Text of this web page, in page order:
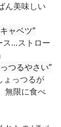
ん美味しい
ャベツ”
ス…ストロー
つるやさい”
ょっつるが
無限に食べ